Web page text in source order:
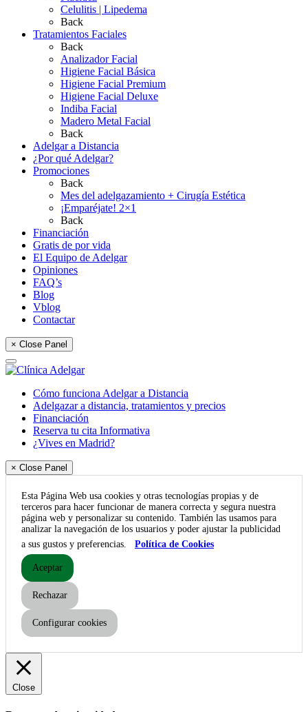
Celulitis | Lipedema
Back
Tratamientos Faciales
Back
Analizador Facial
Higiene Facial Básica
Higiene Facial Premium
Higiene Facial Deluxe
Indiba Facial
Madero Metal Facial
Back
Adelgar a Distancia
¿Por qué Adelgar?
Promociones
Back
Mes del adelgazamiento + Cirugía Estética
¡Emparéjate! 2×1
Back
Financiación
Gratis de por vida
El Equipo de Adelgar
Opiniones
FAQ’s
Blog
Vblog
Contactar
× Close Panel
Cómo funciona Adelgar a Distancia
Adelgazar a distancia, tratamientos y precios
Financiación
Reserva tu cita Informativa
¿Vives en Madrid?
× Close Panel
Esta Página Web usa cookies y otras tecnologías propias y de
terceros para hacer funcionar de manera correcta y segura nuestra
página web y personalizar su contenido. También las usamos para
analizar la navegación de los usuarios y poder ajustar la publicidad
a sus gustos y preferencias.
Política de Cookies
Aceptar
Rechazar
Configurar cookies
Close